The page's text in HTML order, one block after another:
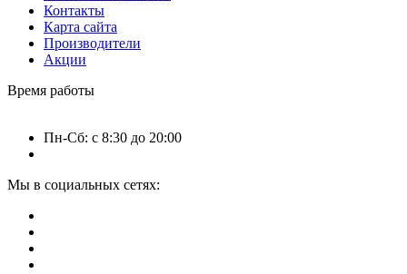
Контакты
Карта сайта
Производители
Акции
Время работы
Пн-Сб: с 8:30 до 20:00
Мы в социальных сетях: